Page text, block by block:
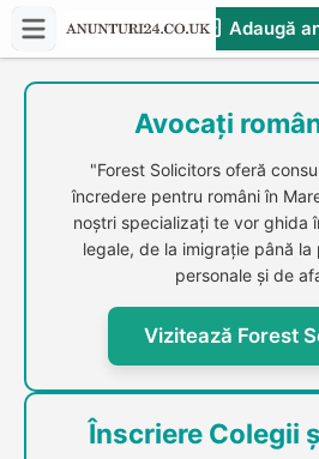
Adaugă
Avocați
"Forest Solicitors oferă
încredere pentru români în
noștri specializați te vor ghida
legale, de la imigrație până la
personale și de
Vizitează Forest
Înscriere Colegii